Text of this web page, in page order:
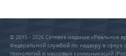
© 2015 - 2026 Сетевое издание «Реальное
Федеральной службой по надзору в
технологий и массовых коммуникаций